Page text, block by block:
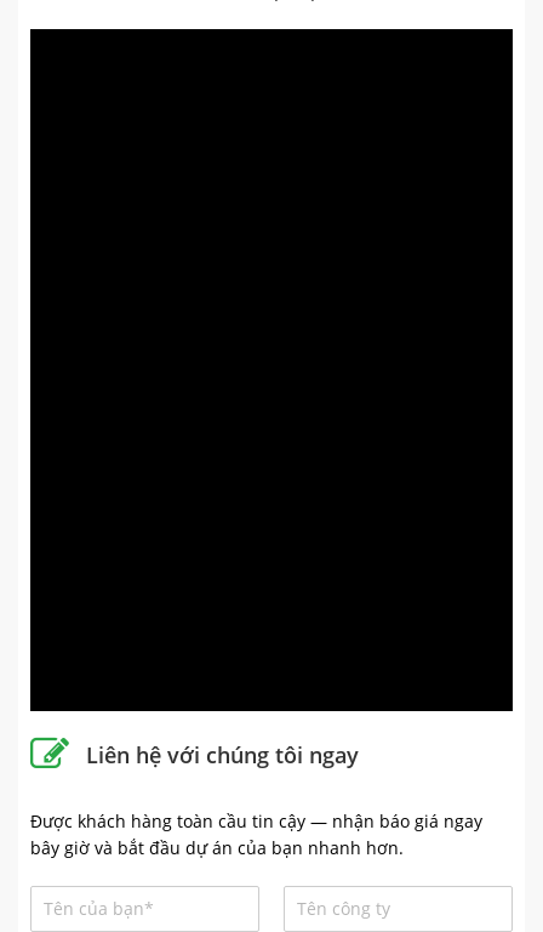
Liên hệ với chúng tôi ngay
Được khách hàng toàn cầu tin cậy — nhận báo giá ngay
bây giờ và bắt đầu dự án của bạn nhanh hơn.